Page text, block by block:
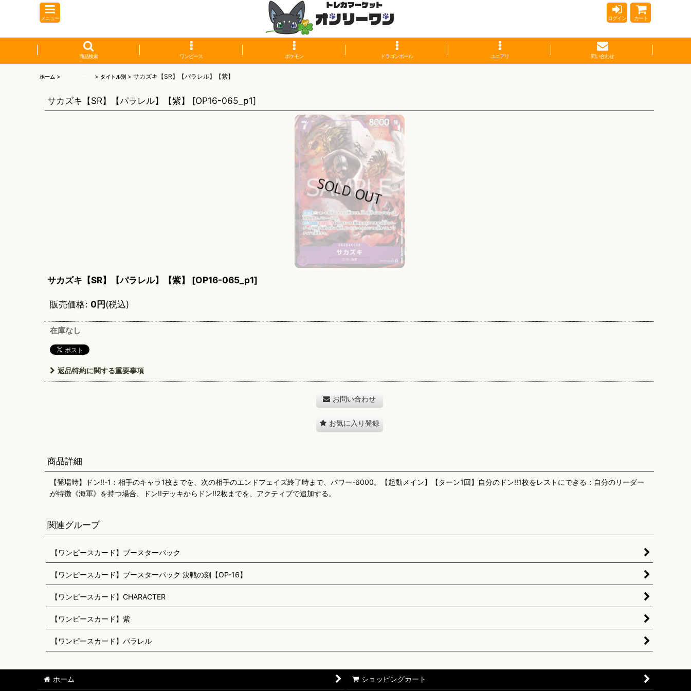
メニュー ログイン カート
商品検索 ワンピース ポケモン ドラゴンボール ユニアリ 問い合わせ
ホーム > > タイトル別 > サカズキ【SR】【パラレル】【紫】
サカズキ【SR】【パラレル】【紫】 [OP16-065_p1]
サカズキ【SR】【パラレル】【紫】 [OP16-065_p1]
販売価格: 0円(税込)
在庫なし
返品特約に関する重要事項
お問い合わせ
お気に入り登録
商品詳細
【登場時】ドン!!-1：相手のキャラ1枚までを、次の相手のエンドフェイズ終了時まで、パワー-6000。【起動メイン】【ターン1回】自分のドン!!1枚をレストにできる：自分のリーダー
が特徴《海軍》を持つ場合、ドン!!デッキからドン!!2枚までを、アクティブで追加する。
関連グループ
【ワンピースカード】ブースターパック
【ワンピースカード】ブースターパック 決戦の刻【OP-16】
【ワンピースカード】CHARACTER
【ワンピースカード】紫
【ワンピースカード】パラレル
ホーム ショッピングカート